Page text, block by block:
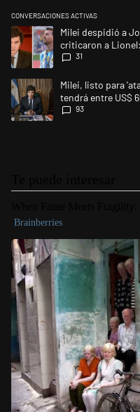
CONVERSACIONES ACTIVAS
Este listado muestra los
Un artículo de tendencia con
Milei despidió a
criticaron a
Messi”
31
Un artículo de tendencia con
Milei, listo para
tendrá entre US$
93